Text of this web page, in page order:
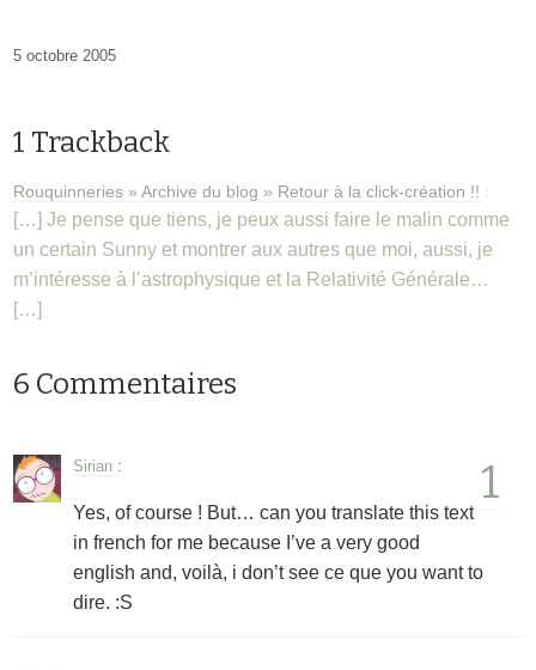
5 octobre 2005
1 Trackback
Rouquinneries » Archive du blog » Retour à la click-création !! :
[…] Je pense que tiens, je peux aussi faire le malin comme
un certain Sunny et montrer aux autres que moi, aussi, je
m’intéresse à l’astrophysique et la Relativité Générale…
[…]
6 Commentaires
1
Sirian :
Yes, of course ! But… can you translate this text
in french for me because I’ve a very good
english and, voilà, i don’t see ce que you want to
dire. :S